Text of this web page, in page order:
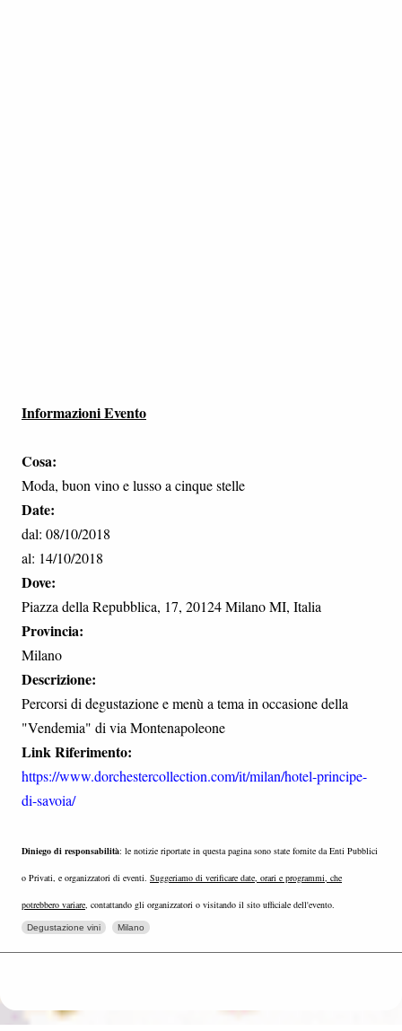
Informazioni Evento
Cosa:
Moda, buon vino e lusso a cinque stelle
Date:
dal: 08/10/2018
al: 14/10/2018
Dove:
Piazza della Repubblica, 17, 20124 Milano MI, Italia
Provincia:
Milano
Descrizione:
Percorsi di degustazione e menù a tema in occasione della
"Vendemia" di via Montenapoleone
Link Riferimento:
https://www.dorchestercollection.com/it/milan/hotel-principe-
di-savoia/
Diniego di responsabilità: le notizie riportate in questa pagina sono state fornite da Enti Pubblici
o Privati, e organizzatori di eventi. Suggeriamo di verificare date, orari e programmi, che
potrebbero variare, contattando gli organizzatori o visitando il sito ufficiale dell'evento.
Degustazione vini Milano